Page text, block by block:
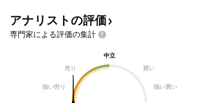
アナリストの評価
専門家による評価の集計
中立
売り
買い
強い売り 強い買い